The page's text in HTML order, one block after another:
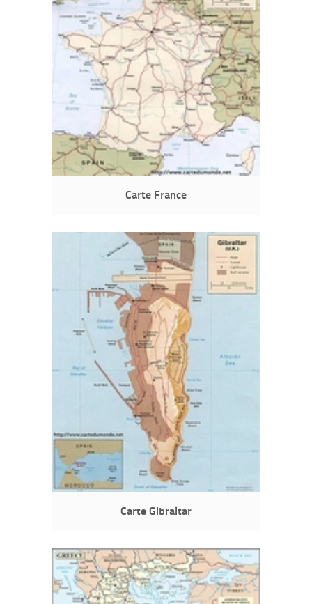
Carte France
Carte Gibraltar